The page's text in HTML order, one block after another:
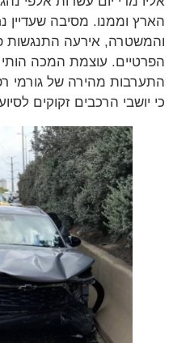
וממנו. מסיבה שעדיין
אירעה התנגשות
עוצמת המכה הותירה
מהירה של גורמי
הרכבים זקוקים לסיוע